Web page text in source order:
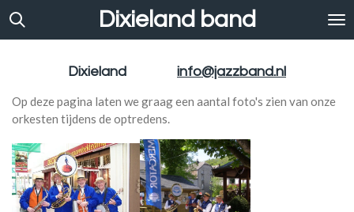
Ga
Dixieland band
Dixieland info@jazzband.nl
Op deze pagina laten we graag een aantal foto's zien van onze
orkesten tijdens de optredens.